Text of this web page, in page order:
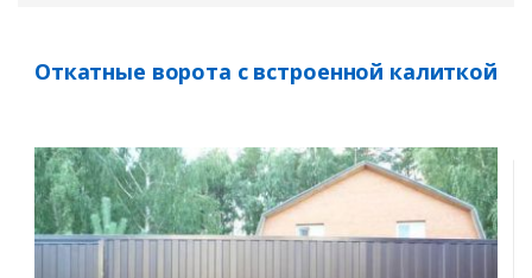
Откатные ворота с встроенной калиткой